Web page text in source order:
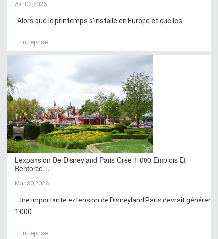
Avr 02,2026
Alors que le printemps s’installe en Europe et que les...
Entreprise
L’expansion De Disneyland Paris Crée 1 000 Emplois Et
Renforce…
Mar 30,2026
Une importante extension de Disneyland Paris devrait générer
1 000...
Entreprise